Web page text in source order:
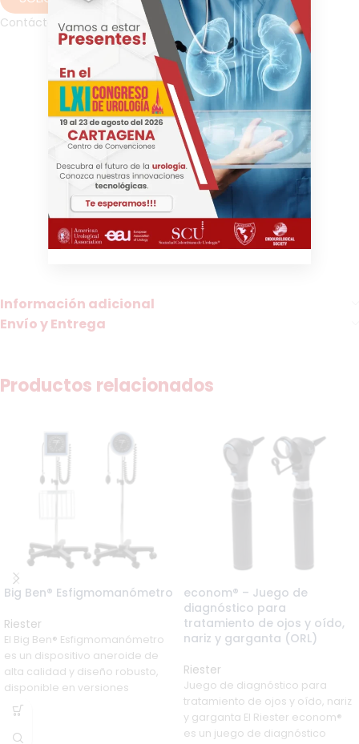
Contáctanos por WhatsApp
Termómetro timpánico, termómetro infrarrojo, termómetro
digital, termómetro de oído, ri-thermo® tymPRO/PRO+,
medición de temperatura timpánica, medición sin contacto,
medición de la temperatura corporal, termómetro clínico,
dispositivo médico de temperatura, medición de temperatura
en adultos, medición de temperatura en pediatría, tecnología
infrarroja, lectura rápida de temperatura, termómetro para
diagnósticos, control de fiebre, monitorización de infecciones,
médico general, pediatra, otorrinolaringólogo, enfermero,
técnico en salud, profesional de la salud, médico de urgencias,
consulta médica, exámenes clínicos, diagnóstico de fiebre,
seguimiento de enfermedades, atención hospitalaria,
telemedicina, monitoreo de pacientes, tratamiento de
Información adicional
Envío y Entrega
Productos relacionados
Big Ben® Esfigmomanómetro
Riester
El Big Ben® Esfigmomanómetro
es un dispositivo aneroide de
alta calidad y diseño robusto,
disponible en versiones
redonda o cuadrada y en
configuraciones de escritorio,
pared, riel o pedestal con
econom® – Juego de
diagnóstico para
tratamiento de ojos y oído,
nariz y garganta (ORL)
Riester
Juego de diagnóstico para
tratamiento de ojos y oído, nariz
y garganta El Riester econom®
es un juego de diagnóstico